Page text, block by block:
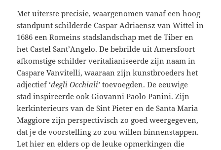
Met uiterste precisie, waargenomen vanaf een hoog
standpunt schilderde Caspar Adriaensz van Wittel in
1686 een Romeins stadslandschap met de Tiber en
het Castel Sant’Angelo. De bebrilde uit Amersfoort
afkomstige schilder veritalianiseerde zijn naam in
Caspare Vanvitelli, waaraan zijn kunstbroeders het
adjectief ‘degli Occhiali’ toevoegden. De eeuwige
stad inspireerde ook Giovanni Paolo Panini. Zijn
kerkinterieurs van de Sint Pieter en de Santa Maria
Maggiore zijn perspectivisch zo goed weergegeven,
dat je de voorstelling zo zou willen binnenstappen.
Let hier en elders op de leuke opmerkingen die